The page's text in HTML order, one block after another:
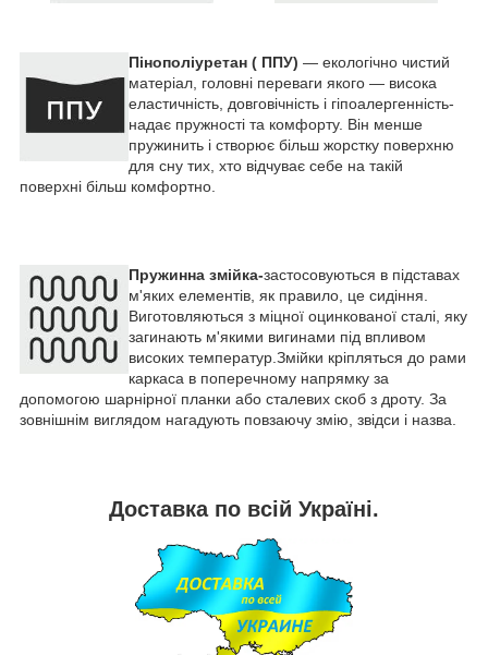
Пінополіуретан ( ППУ) ― екологічно чистий
матеріал, головні переваги якого ― висока
еластичність, довговічність і гіпоалергенність-
надає пружності та комфорту. Він менше
пружинить і створює більш жорстку поверхню
для сну тих, хто відчуває себе на такій
поверхні більш комфортно.
Пружинна змійка-застосовуються в підставах
м'яких елементів, як правило, це сидіння.
Виготовляються з міцної оцинкованої сталі, яку
загинають м'якими вигинами під впливом
високих температур.Змійки кріпляться до рами
каркаса в поперечному напрямку за
допомогою шарнірної планки або сталевих скоб з дроту. За
зовнішнім виглядом нагадують повзаючу змію, звідси і назва.
Доставка по всій Україні.